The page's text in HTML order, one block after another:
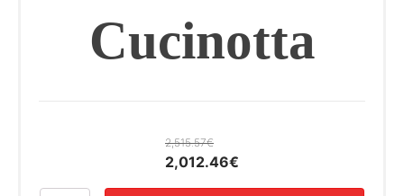
Cucinotta
2,515.57€
Izvorna
cijena
2,012.46€
cijena